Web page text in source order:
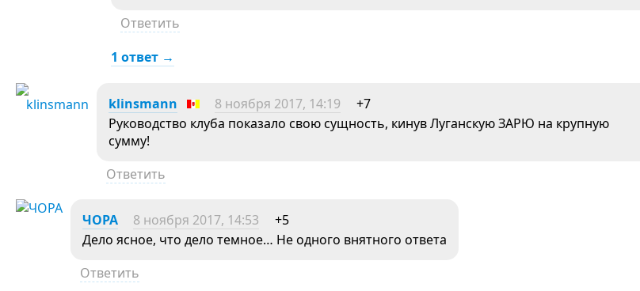
Ответить
1 ответ →
klinsmann 8 ноября 2017, 14:19
+7
Руководство клуба показало свою сущность, кинув Луганскую ЗАРЮ на крупную
сумму!
Ответить
ЧОРА 8 ноября 2017, 14:53
+5
Дело ясное, что дело темное… Не одного внятного ответа
Ответить